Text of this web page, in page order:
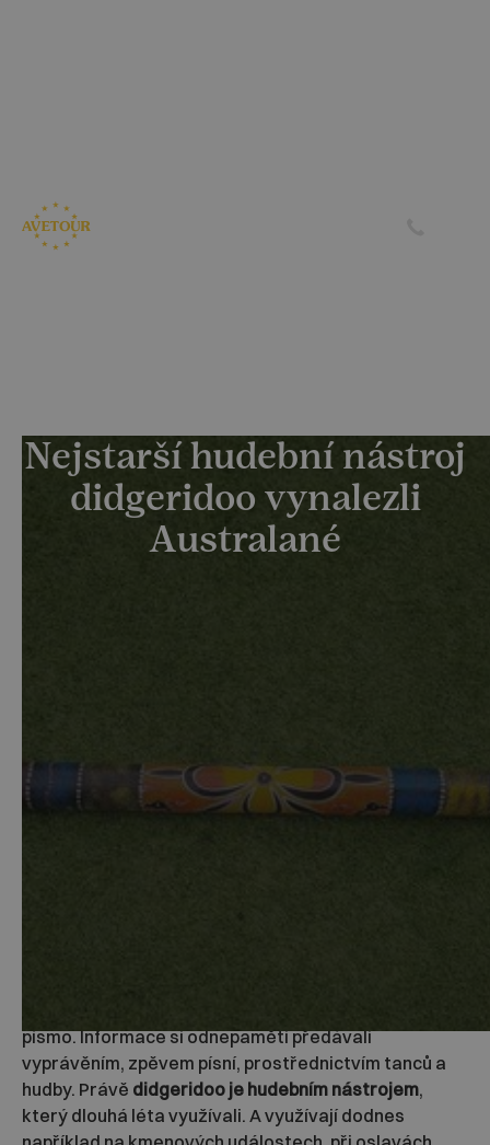
Nejstarší hudební nástroj
didgeridoo vynalezli
Australané
písmo. Informace si odnepaměti předávali
vyprávěním, zpěvem písní, prostřednictvím tanců a
hudby. Právě didgeridoo je hudebním nástrojem,
který dlouhá léta využívali. A využívají dodnes